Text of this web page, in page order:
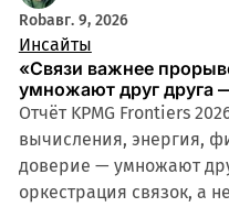
Robавг. 9, 2026
Инсайты
«Связи важнее
умножают друг друга
Отчёт KPMG Frontiers
вычисления, энергия,
доверие — умножают
оркестрация связок, а